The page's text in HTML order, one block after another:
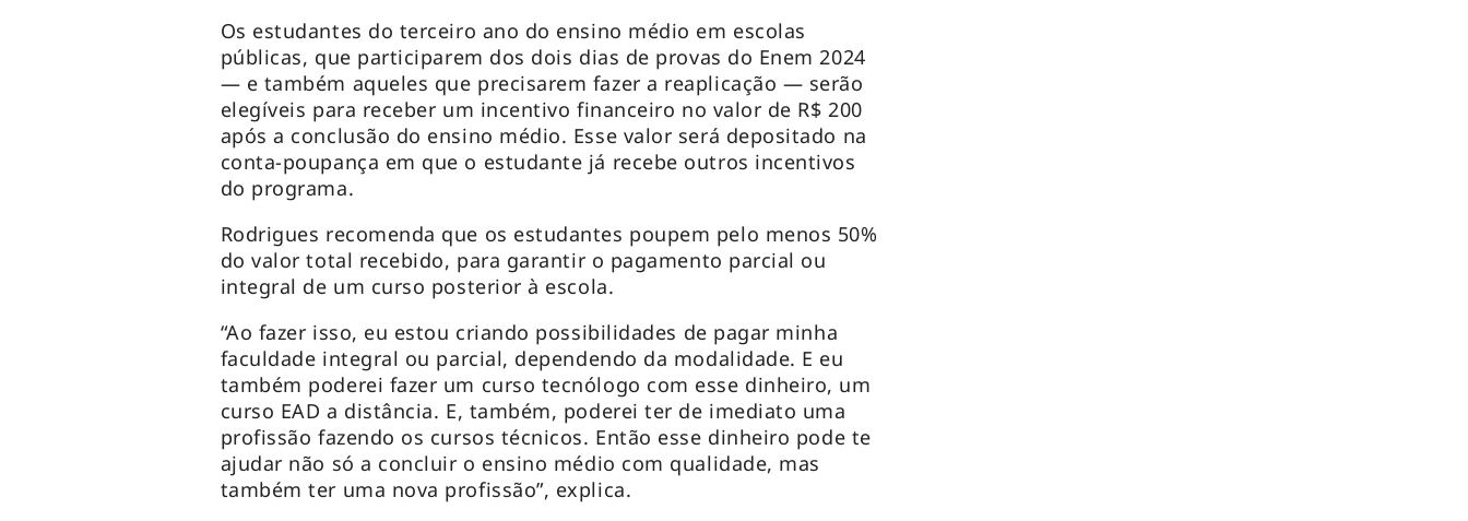
Os estudantes do terceiro ano do ensino médio em escolas
públicas, que participarem dos dois dias de provas do Enem 2024
— e também aqueles que precisarem fazer a reaplicação — serão
elegíveis para receber um incentivo financeiro no valor de R$ 200
após a conclusão do ensino médio. Esse valor será depositado na
conta-poupança em que o estudante já recebe outros incentivos
do programa.
Rodrigues recomenda que os estudantes poupem pelo menos 50%
do valor total recebido, para garantir o pagamento parcial ou
integral de um curso posterior à escola.
“Ao fazer isso, eu estou criando possibilidades de pagar minha
faculdade integral ou parcial, dependendo da modalidade. E eu
também poderei fazer um curso tecnólogo com esse dinheiro, um
curso EAD a distância. E, também, poderei ter de imediato uma
profissão fazendo os cursos técnicos. Então esse dinheiro pode te
ajudar não só a concluir o ensino médio com qualidade, mas
também ter uma nova profissão”, explica.